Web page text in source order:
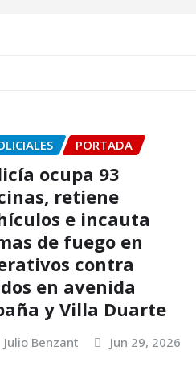
PORTADA
ocupa 93
retiene
e incauta
de fuego en
contra
en avenida
y Villa Duarte
Julio Benzant Jun 29, 2026